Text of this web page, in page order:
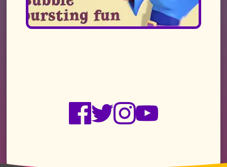
facebook
twitter
instagram
youtube